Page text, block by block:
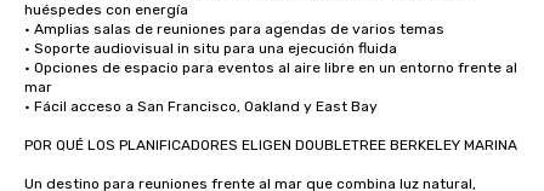
huéspedes con energía
• Amplias salas de reuniones para agendas de varios temas
• Soporte audiovisual in situ para una ejecución fluida
• Opciones de espacio para eventos al aire libre en un entorno frente al
mar
• Fácil acceso a San Francisco, Oakland y East Bay
POR QUÉ LOS PLANIFICADORES ELIGEN DOUBLETREE BERKELEY MARINA
Un destino para reuniones frente al mar que combina luz natural,